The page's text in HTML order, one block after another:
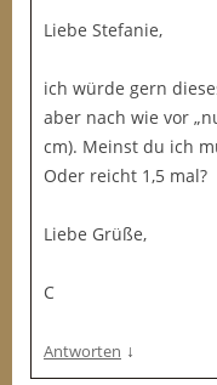
Liebe Stefanie,
ich würde gern
aber nach wie vor
cm). Meinst du ich
Oder reicht 1,5 mal?
Liebe Grüße,
C
Antworten ↓